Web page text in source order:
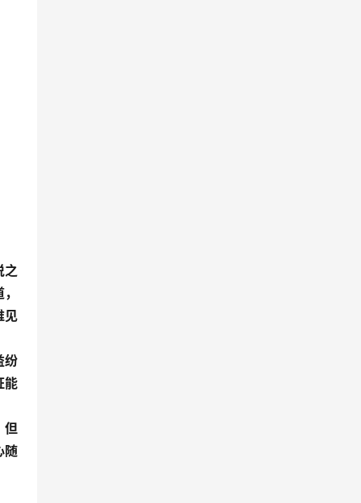
之
见
纷
能
但
随